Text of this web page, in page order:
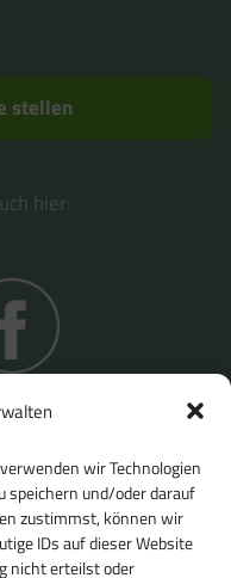
wir Technologien
speichern und/oder darauf
zustimmst, können wir
IDs auf dieser Website
nicht erteilst oder
stellen
hier: